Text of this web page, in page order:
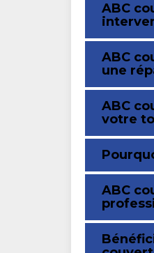
ABC
ABC
une
ABC
votre
ABC